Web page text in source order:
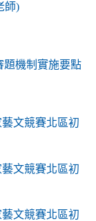
師)
ryjh011/
題機制實施要點
ryjh011/
文競賽北區初
文競賽北區初
文競賽北區初